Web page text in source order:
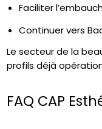
Faciliter
Continuer vers
Le secteur de la
profils déjà
FAQ CAP